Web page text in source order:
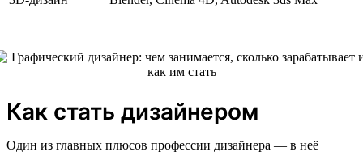
Как стать дизайнером
Один из главных плюсов профессии дизайнера — в неё